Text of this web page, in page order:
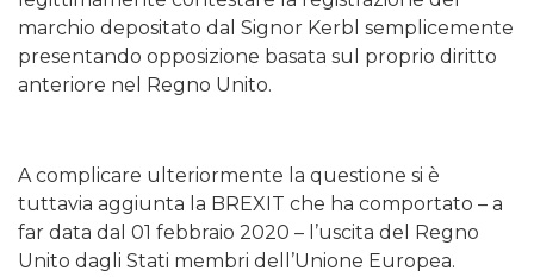
marchio depositato dal Signor Kerbl semplicemente
presentando opposizione basata sul proprio diritto
anteriore nel Regno Unito.
A complicare ulteriormente la questione si è
tuttavia aggiunta la BREXIT che ha comportato – a
far data dal 01 febbraio 2020 – l’uscita del Regno
Unito dagli Stati membri dell’Unione Europea.